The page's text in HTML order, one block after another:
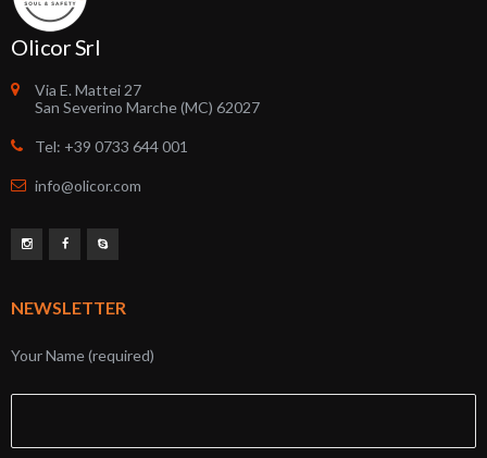
Olicor Srl
Via E. Mattei 27
San Severino Marche (MC) 62027
Tel: +39 0733 644 001
info@olicor.com
NEWSLETTER
Your Name (required)